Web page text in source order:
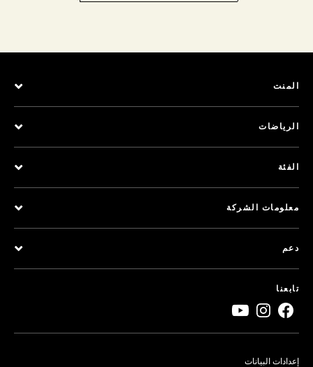
المنت
الرياضات
الفئة
معلومات الشركة
دعم
تابعنا
إعدادات البيانات